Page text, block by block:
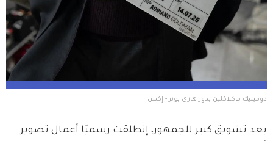
دومينيك ماكلاكلين بدور هاري بوتر - إكس
بعد تشويق كبير للجمهور، إنطلقت رسميًا أعمال تصوير